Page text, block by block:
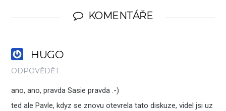
KOMENTÁŘE
HUGO
ODPOVĚDĚT
ano, ano, pravda Sasie pravda .-)
ted ale Pavle, kdyz se znovu otevrela tato diskuze, videl jsi uz